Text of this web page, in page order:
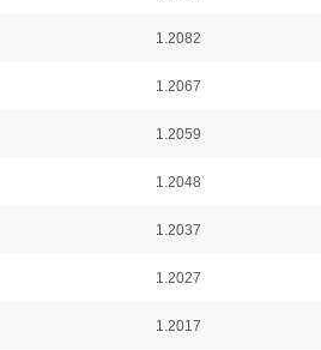
1.2082
1.2067
1.2059
1.2048
1.2037
1.2027
1.2017